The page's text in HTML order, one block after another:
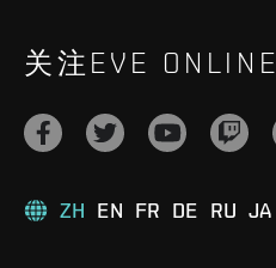
关注EVE ONLINE
ZH EN FR DE RU JA